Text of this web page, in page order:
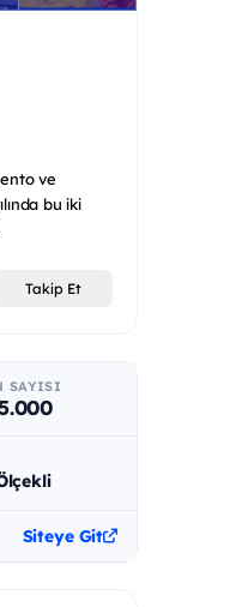
ve
bu iki
Takip Et
SAYISI
Siteye Git